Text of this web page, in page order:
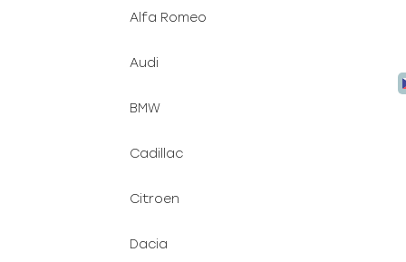
Alfa Romeo
Audi
BMW
Cadillac
Citroen
Dacia